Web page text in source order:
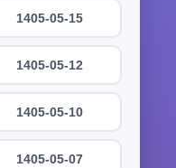
1405-05-15
1405-05-12
1405-05-10
1405-05-07